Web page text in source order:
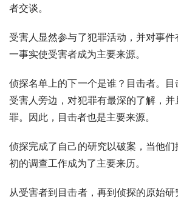
者交谈。
受害人显然参与了犯罪活动，并对事
一事实使受害者成为主要来源。
侦探名单上的下一个是谁？目击者。
受害人旁边，对犯罪有最深的了解，
罪。因此，目击者也是主要来源。
侦探完成了自己的研究以破案，当他
初的调查工作成为了主要来历。
从受害者到目击者，再到侦探的原始